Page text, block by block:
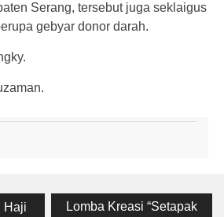
Serang, tersebut juga seklaigus
gebyar donor darah.
Haji
Next
Lomba Kreasi “Setapak